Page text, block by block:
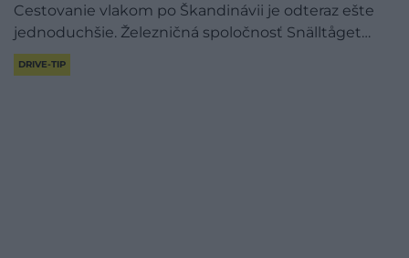
Cestovanie vlakom po Škandinávii je odteraz ešte
jednoduchšie. Železničná spoločnosť Snälltåget…
DRIVE-TIP